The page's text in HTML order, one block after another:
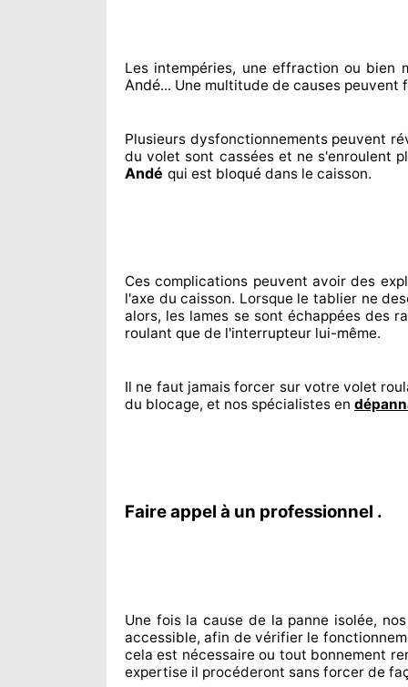
Les intempéries, une effraction ou bien
Andé... Une multitude de causes peuvent
Plusieurs dysfonctionnements peuvent
du volet sont casséeset ne s'enroulent
Andé qui est bloqué dans le caisson.
Ces complications peuvent avoir des
l'axe du caisson. Lorsque le tablier ne
alors, les lames se sont échappées des
roulant que de l'interrupteur lui-même.
Il ne faut jamais forcer survotre volet
du blocage, et nos spécialistes en
Faire appel à un professionnel .
Une fois la cause de la panne isolée,
accessible, afin de vérifier le
cela est nécessaireou tout bonnement
expertise il procéderont sans forcer de